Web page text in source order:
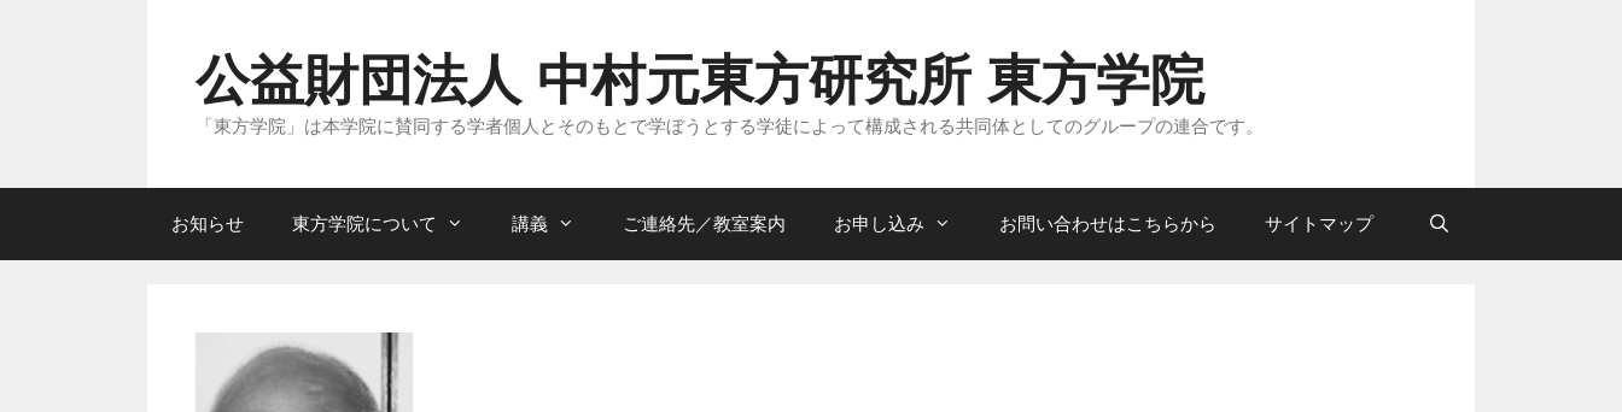
ッ
公益財団法人 中村元東方研究所 東方学院
「東方学院」は本学院に賛同する学者個人とそのもとで学ぼうとする学徒によって構成される共同体としてのグループの連合です。
お知らせ 東方学院について 講義 ご連絡先／教室案内 お申し込み お問い合わせはこちらから サイトマップ